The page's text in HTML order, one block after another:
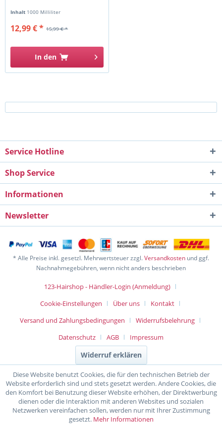
Inhalt 1000 Milliliter
15,99 € *
12,99 € *
In den
Service Hotline
Shop Service
Informationen
Newsletter
* Alle Preise inkl. gesetzl. Mehrwertsteuer zzgl.Versandkosten und ggf.
Nachnahmegebühren, wenn nicht anders beschrieben
123-Hairshop - Händler-Login (Anmeldung)
Cookie-Einstellungen
Über uns
Kontakt
Versand und Zahlungsbedingungen
Widerrufsbelehrung
Datenschutz
AGB Impressum
Widerruf erklären
Diese Website benutzt Cookies, die für den technischen Betrieb der
Website erforderlich sind und stets gesetzt werden. Andere Cookies, die
den Komfort bei Benutzung dieser Website erhöhen, der Direktwerbung
dienen oder die Interaktion mit anderen Websites und sozialen
Netzwerken vereinfachen sollen, werden nur mit Ihrer Zustimmung
gesetzt. Mehr Informationen